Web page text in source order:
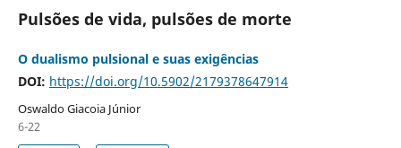
Pulsões de vida, pulsões de morte
O dualismo pulsional e suas exigências
DOI: https://doi.org/10.5902/2179378647914
Oswaldo Giacoia Júnior
6-22